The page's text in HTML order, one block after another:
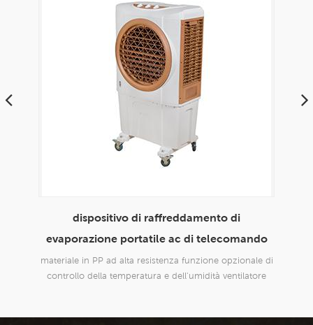
radiatore dell'aria evaporativo portatile
domestico da 8000 cmh per uso domestico
envirotech
design nuovo di zecca, adatto a tutti i tipi di
applicazioni interne ed esterne, commerciali e